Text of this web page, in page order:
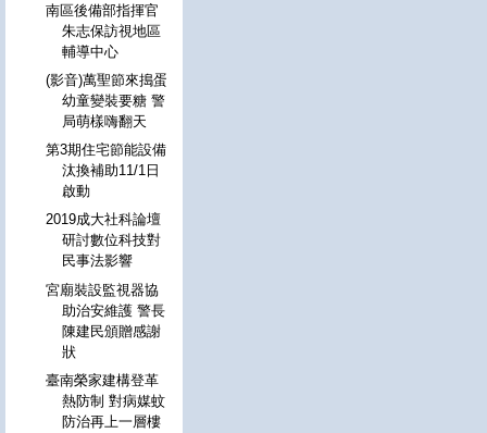
南區後備部指揮官
朱志保訪視地區
輔導中心
(影音)萬聖節來搗蛋
幼童變裝要糖 警
局萌樣嗨翻天
第3期住宅節能設備
汰換補助11/1日
啟動
2019成大社科論壇
研討數位科技對
民事法影響
宮廟裝設監視器協
助治安維護 警長
陳建民頒贈感謝
狀
臺南榮家建構登革
熱防制 對病媒蚊
防治再上一層樓